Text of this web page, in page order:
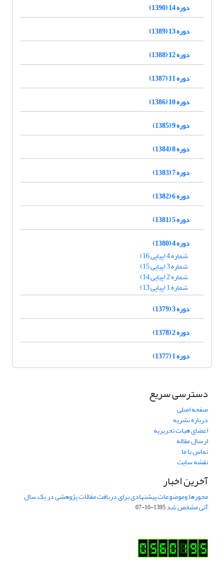
دوره 14 (1390)
دوره 13 (1389)
دوره 12 (1388)
دوره 11 (1387)
دوره 10 (1386)
دوره 9 (1385)
دوره 8 (1384)
دوره 7 (1383)
دوره 6 (1382)
دوره 5 (1381)
دوره 4 (1380)
شماره 4 (پیاپی 16)
شماره 3 (پیاپی 15)
شماره 2 (پیاپی 14)
شماره 1 (پیاپی 13)
دوره 3 (1379)
دوره 2 (1378)
دوره 1 (1377)
دسترسی سریع
صفحه اصلی
درباره نشریه
اعضای هیات تحریریه
ارسال مقاله
تماس با ما
نقشه سایت
آخرین اخبار
محورها وموضوعات پیشنهادی برای دریافت مقالات پژوهشی در یک سال
آتی مشخص شد1395-10-07